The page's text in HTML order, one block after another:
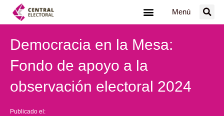
Menú
Democracia en la Mesa:
Fondo de apoyo a la
observación electoral 2024
Publicado el: